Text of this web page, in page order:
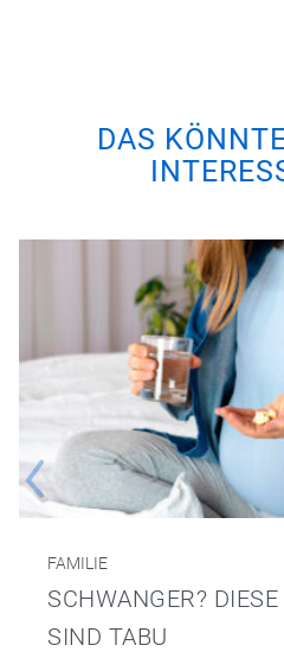
DAS
FAMILIE
SCHWANGER?
SIND TABU